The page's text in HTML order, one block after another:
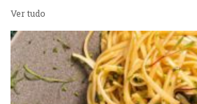
Lanchonetes
Massas
Padarias e
Ver tudo